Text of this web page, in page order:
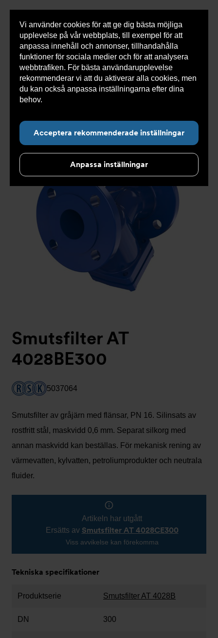
Vi använder cookies för att ge dig bästa möjliga
upplevelse på vår webbplats, till exempel för att
anpassa innehåll och annonser, tillhandahålla
funktioner för sociala medier och för att analysera
webbtrafiken. För bästa användarupplevelse
rekommenderar vi att du aktiverar alla cookies, men
du kan också anpassa inställningarna efter dina
behov.
Acceptera rekommenderade inställningar
Anpassa inställningar
0 varorSnabborder
Du
här:
Armatec > Produkter > Luft- och partikelavskiljare
Smutsfilter
> Flänsad anslutning >
Smutsfilter AT
4028B
> Smutsfilter AT 4028BE300
Smutsfilter AT
4028BE300
5037064
Smutsfilter av gråjärn med flänsar, PN 16. Silinsats av
rostfritt stål, maskvidd 0,6 mm. Separat silkorg med
annan maskvidd kan beställas. För mekanisk rening av
värmevatten, kylvatten, petroliumprodukter och neutrala
fluider.
Artikeln har utgått
Ersätts av Smutsfilter AT 4028CE300
Viss avvikelse kan förekomma
Tekniska specifikationer
Produktserie Smutsfilter AT 4028B
DN 300